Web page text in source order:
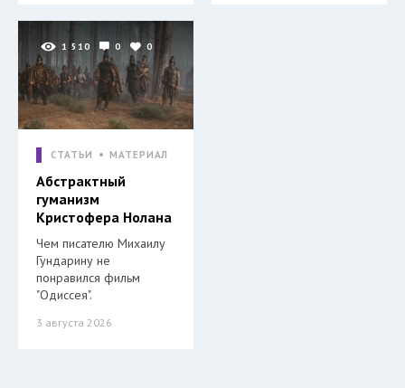
1 510 0 0
СТАТЬИ МАТЕРИАЛ
Абстрактный
гуманизм
Кристофера Нолана
Чем писателю Михаилу
Гундарину не
понравился фильм
"Одиссея".
3 августа 2026